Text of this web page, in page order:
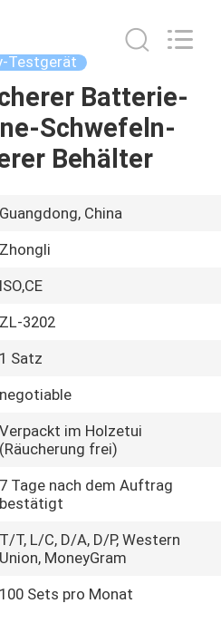
Testgerät
Batterie-
Schwefeln-
Behälter
Guangdong, China
Zhongli
ISO,CE
ZL-3202
1 Satz
negotiable
Verpackt im Holzetui
(Räucherung frei)
7 Tage nach dem Auftrag
bestätigt
T/T, L/C, D/A, D/P, Western
Union, MoneyGram
100 Sets pro Monat